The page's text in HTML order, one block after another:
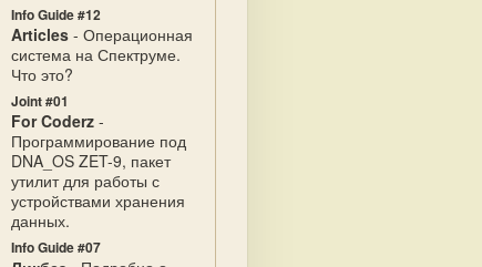
Info Guide #12
Articles - Операционная
система на Спектруме.
Что это?
Joint #01
For Coderz -
Программирование под
DNA_OS ZET-9, пакет
утилит для работы с
устройствами хранения
данных.
Info Guide #07